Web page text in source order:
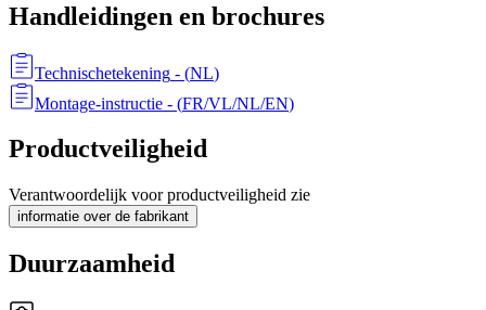
Handleidingen en brochures
Technischetekening - (NL)
Montage-instructie - (FR/VL/NL/EN)
Productveiligheid
Verantwoordelijk voor productveiligheid zie
informatie over de fabrikant
Duurzaamheid